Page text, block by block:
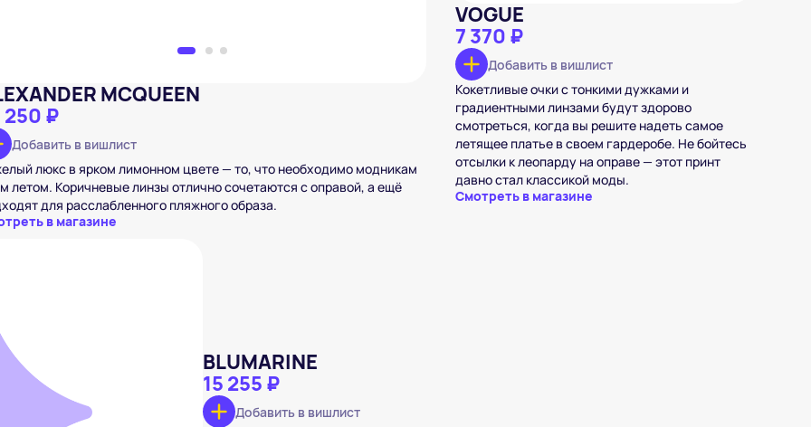
MCQUEEN
250 ₽
Добавить в вишлист
люкс в ярком лимонном цвете — то, что необходимо модникам
летом. Коричневые линзы отлично сочетаются с оправой, а ещё
для расслабленного пляжного образа.
в магазине
VOGUE
7 370 ₽
Добавить в вишлист
Кокетливые очки с тонкими дужками и
градиентными линзами будут здорово
смотреться, когда вы решите надеть самое
летящее платье в своем гардеробе. Не бойтесь
отсылки к леопарду на оправе — этот принт
давно стал классикой моды.
Смотреть в магазине
BLUMARINE
15 255 ₽
Добавить в вишлист